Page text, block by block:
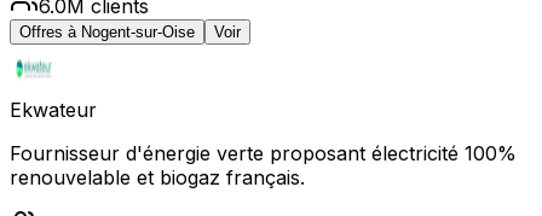
6.0M clients
Offres à Nogent-sur-Oise Voir
Ekwateur
Fournisseur d'énergie verte proposant électricité 100%
renouvelable et biogaz français.